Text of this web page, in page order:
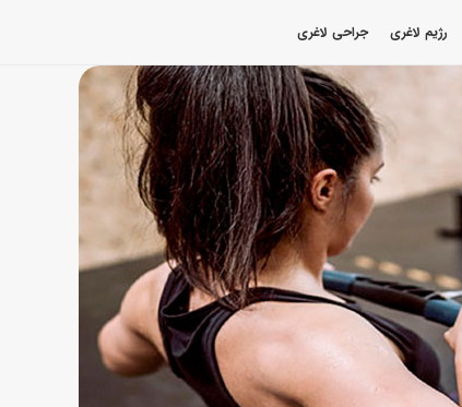
رژیم لاغری جراحی لاغری